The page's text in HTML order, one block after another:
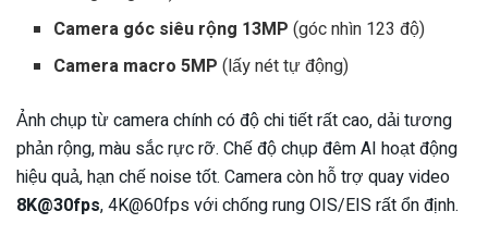
Camera góc siêu rộng 13MP (góc nhìn 123 độ)
Camera macro 5MP (lấy nét tự động)
Ảnh chụp từ camera chính có độ chi tiết rất cao, dải tương
phản rộng, màu sắc rực rỡ. Chế độ chụp đêm AI hoạt động
hiệu quả, hạn chế noise tốt. Camera còn hỗ trợ quay video
8K@30fps, 4K@60fps với chống rung OIS/EIS rất ổn định.